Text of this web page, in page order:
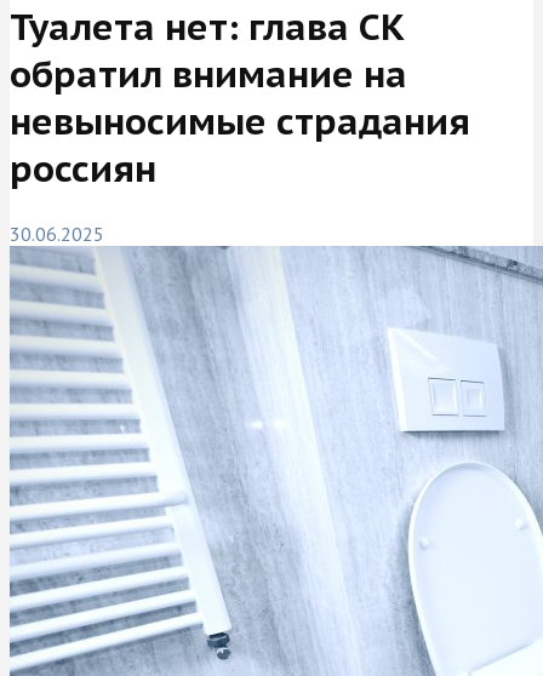
Туалета нет: глава СК
обратил внимание на
невыносимые страдания
россиян
30.06.2025